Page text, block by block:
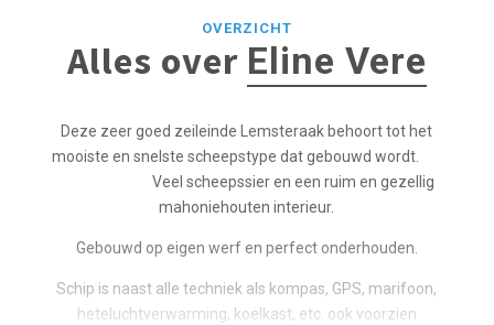
OVERZICHT
Alles over Eline Vere
Deze zeer goed zeileinde Lemsteraak behoort tot het
mooiste en snelste scheepstype dat gebouwd wordt.
Veel scheepssier en een ruim en gezellig
mahoniehouten interieur.
Gebouwd op eigen werf en perfect onderhouden.
Schip is naast alle techniek als kompas, GPS, marifoon,
heteluchtverwarming, koelkast, etc. ook voorzien